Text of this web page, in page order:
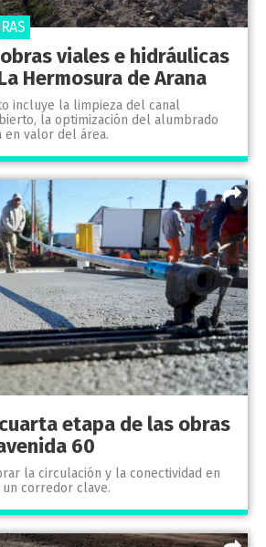
viales e hidráulicas
Hermosura de Arana
incluye la limpieza del canal
la optimización del alumbrado
valor del área.
etapa de las obras
60
la circulación y la conectividad en
corredor clave.